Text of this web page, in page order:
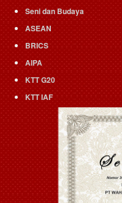
Seni dan Budaya
ASEAN
BRICS
AIPA
KTT G20
KTT IAF